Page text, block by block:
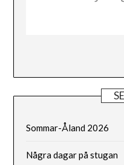
Sommar-Åland 2026
Några dagar på stugan